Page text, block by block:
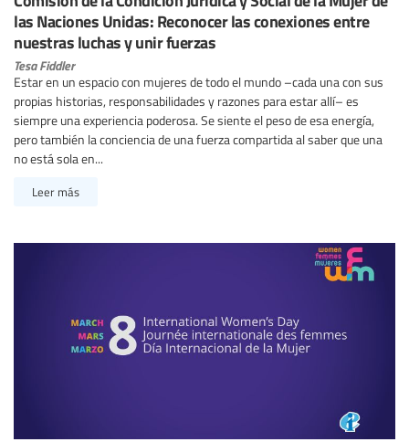
las Naciones Unidas: Reconocer las conexiones entre
nuestras luchas y unir fuerzas
Tesa Fiddler
Estar en un espacio con mujeres de todo el mundo –cada una con sus
propias historias, responsabilidades y razones para estar allí– es
siempre una experiencia poderosa. Se siente el peso de esa energía,
pero también la conciencia de una fuerza compartida al saber que una
no está sola en...
Leer más